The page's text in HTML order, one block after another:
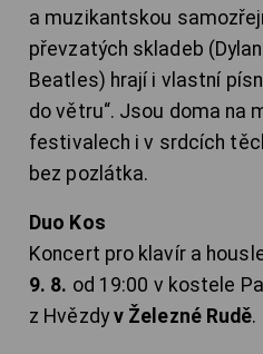
a muzikantskou
převzatých skladeb
Beatles) hrají i vlastní
do větru“. Jsou doma na
festivalech i v srdcích
bez pozlátka.
Duo Kos
Koncert pro klavír a
9. 8. od 19:00 v kostele
z Hvězdyv Železné Rudě.